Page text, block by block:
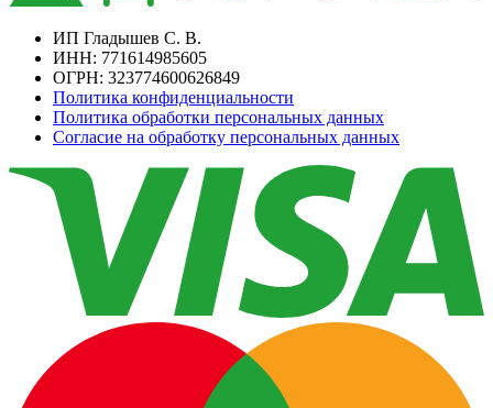
ИП Гладышев С. В.
ИНН: 771614985605
ОГРН: 323774600626849
Политика конфиденциальности
Политика обработки персональных данных
Согласие на обработку персональных данных